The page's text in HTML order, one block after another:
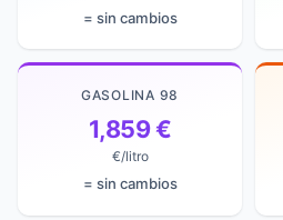
= sin cambios
GASOLINA 98
1,859 €
€/litro
= sin cambios